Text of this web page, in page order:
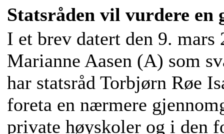
Statsråden vil vurdere en
I et brev datert den 9.
Marianne Aasen (A) som
har statsråd Torbjørn Røe
foreta en nærmere
private høyskoler og i den